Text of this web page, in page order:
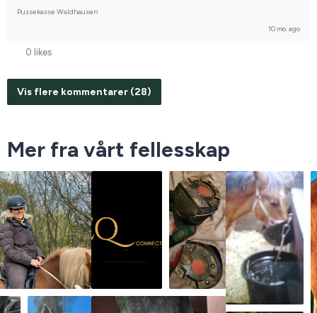
Pussekasse Waldhausen
10 mo. ago
0 likes
Vis flere kommentarer (28)
Mer fra vårt fellesskap